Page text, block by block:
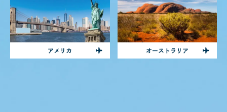
アメリカ オーストラリア